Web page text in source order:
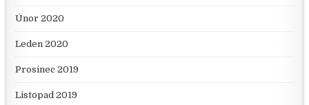
Únor 2020
Leden 2020
Prosinec 2019
Listopad 2019